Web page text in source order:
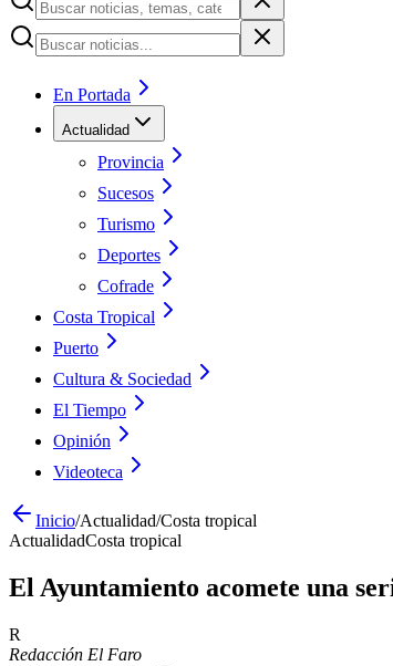
En Portada
Actualidad
Provincia
Sucesos
Turismo
Deportes
Cofrade
Costa Tropical
Puerto
Cultura & Sociedad
El Tiempo
Opinión
Videoteca
Inicio/Actualidad/Costa tropical
ActualidadCosta tropical
El Ayuntamiento acomete una
R
Redacción El Faro